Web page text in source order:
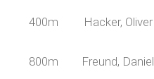
400m Hacker, Oliver
800m Freund, Daniel